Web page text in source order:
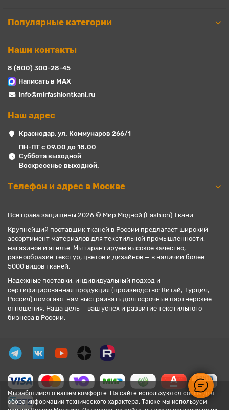
Мы заботимся о вашем комфорте. На сайте используются cookie для
сбора информации технического характера. Также мы используем
Популярные категории
Наши контакты
8 (800) 300-28-45
Написать в MAX
info@mirfashiontkani.ru
Наш адрес
Краснодар, ул. Коммунаров 266/1
ПН-ПТ с 09.00 до 18.00
Суббота выходной
Воскресенье выходной.
Телефон и адрес в Москве
Все права защищены 2026 © Мир Модной (Fashion) Ткани.
Крупнейший поставщик тканей в России предлагает широкий
ассортимент материалов для текстильной промышленности,
магазинов и ателье. Мы гарантируем высокое качество,
разнообразие текстур, цветов и дизайнов — в наличии более
5000 видов тканей.
Надежные поставки, индивидуальный подход и
сертифицированная продукция (производство: Китай, Турция,
Россия) помогают нам выстраивать долгосрочные партнерские
отношения. Наша цель — ваш успех и развитие текстильного
бизнеса в России.